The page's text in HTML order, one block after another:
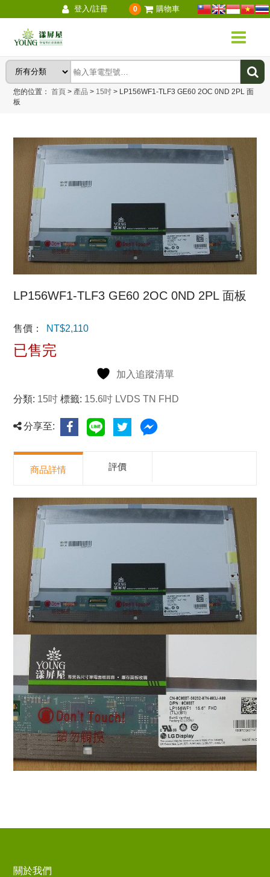
登入/註冊 0 購物車
您的位置：首頁 > 產品 > 15吋 > LP156WF1-TLF3 GE60 2OC 0ND 2PL 面
板
LP156WF1-TLF3 GE60 2OC 0ND 2PL 面板
售價： NT$2,110
已售完
加入追蹤清單
分類: 15吋 標籤: 15.6吋 LVDS TN FHD
分享至:
商品詳情 評價
關於我們